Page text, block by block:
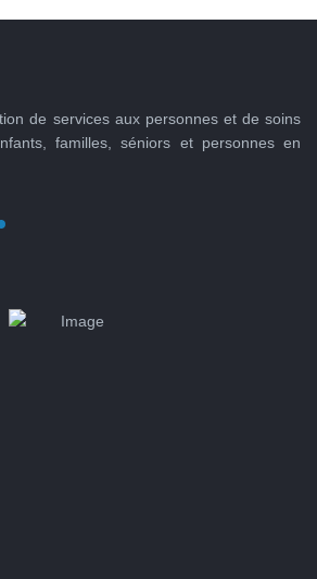
de services aux personnes et de soins
familles, séniors et personnes en